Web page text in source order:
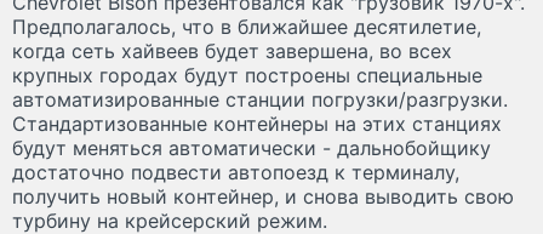
Предполагалось, что в ближайшее десятилетие,
когда сеть хайвеев будет завершена, во всех
крупных городах будут построены специальные
автоматизированные станции погрузки/разгрузки.
Стандартизованные контейнеры на этих станциях
будут меняться автоматически - дальнобойщику
достаточно подвести автопоезд к терминалу,
получить новый контейнер, и снова выводить свою
турбину на крейсерский режим.